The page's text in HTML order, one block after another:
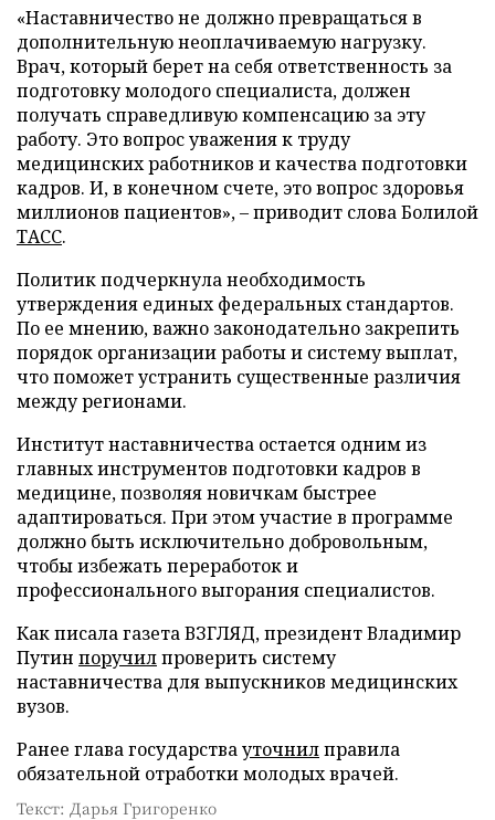
«Наставничество не должно превращаться в
дополнительную неоплачиваемую нагрузку.
Врач, который берет на себя ответственность за
подготовку молодого специалиста, должен
получать справедливую компенсацию за эту
работу. Это вопрос уважения к труду
медицинских работников и качества подготовки
кадров. И, в конечном счете, это вопрос здоровья
миллионов пациентов», – приводит слова Болилой
ТАСС.
Политик подчеркнула необходимость
утверждения единых федеральных стандартов.
По ее мнению, важно законодательно закрепить
порядок организации работы и систему выплат,
что поможет устранить существенные различия
между регионами.
Институт наставничества остается одним из
главных инструментов подготовки кадров в
медицине, позволяя новичкам быстрее
адаптироваться. При этом участие в программе
должно быть исключительно добровольным,
чтобы избежать переработок и
профессионального выгорания специалистов.
Как писала газета ВЗГЛЯД, президент Владимир
Путин поручилпроверить систему
наставничества для выпускников медицинских
вузов.
Ранее глава государствауточнилправила
обязательной отработки молодых врачей.
Текст: Дарья Григоренко